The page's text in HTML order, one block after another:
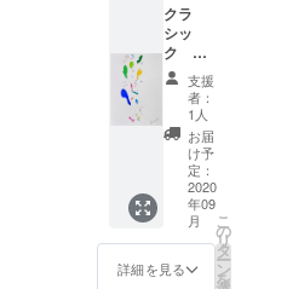
クラ
シッ
ク
27×19c
m 紙に
アクリ
ル、イ
ンク
支援
者：
1人
お届
け予
定：
2020
年09
月
詳細を見る
こ
の
リ
タ
ー
ン
を